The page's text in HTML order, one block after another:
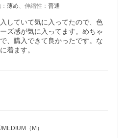
： 薄め、 伸縮性 ： 普通
していて気に入ってたので、色
ズ感が気に入ってます。めちゃ
、購入できて良かったです。な
着ます。
（M）